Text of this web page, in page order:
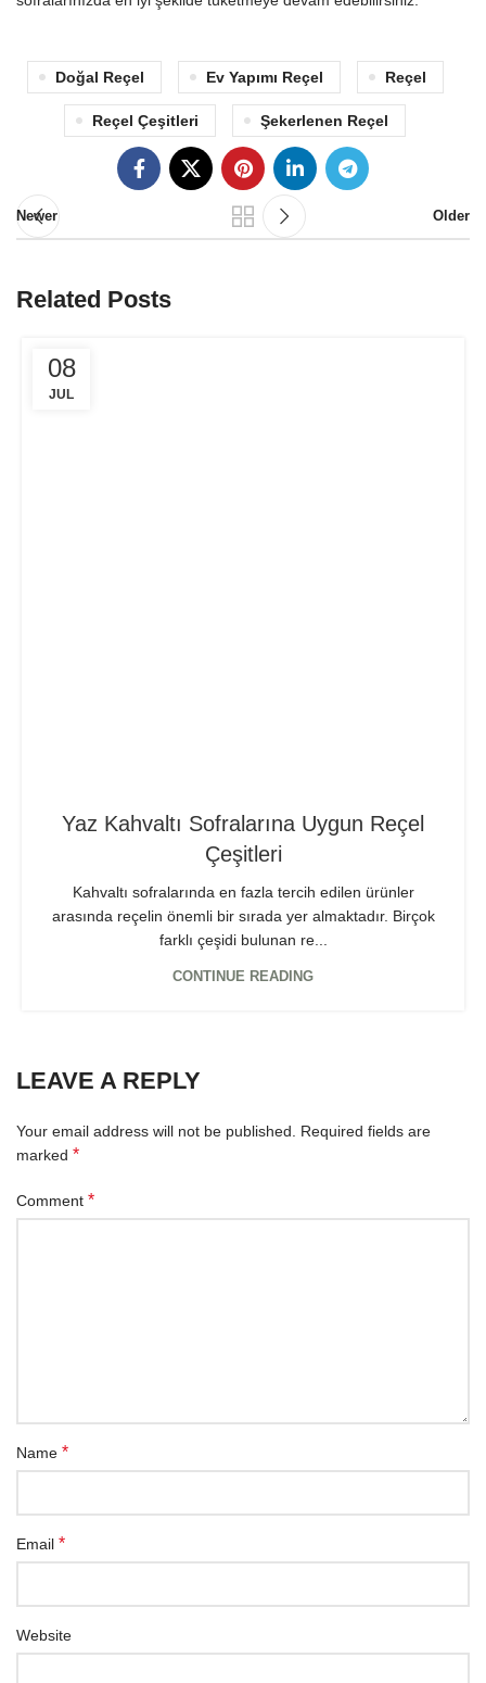
Doğal Reçel Ev Yapımı Reçel Reçel
Reçel Çeşitleri Şekerlenen Reçel
Newer Older
Related Posts
08
JUL
Yaz Kahvaltı Sofralarına Uygun Reçel
Çeşitleri
Kahvaltı sofralarında en fazla tercih edilen ürünler
arasında reçelin önemli bir sırada yer almaktadır. Birçok
farklı çeşidi bulunan re...
CONTINUE READING
LEAVE A REPLY
Your email address will not be published.
Required fields are
marked *
Comment *
Name *
Email *
Website